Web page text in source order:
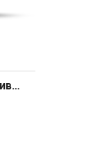
Помощь парам, переживающим конфликты: использование эмоционально-фокусированной терапии и теории привязанности для построения прочных отношений